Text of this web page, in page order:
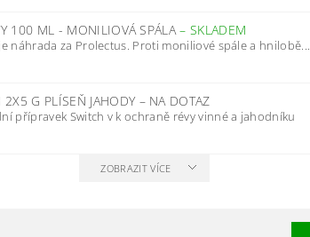
100 ML - MONILIOVÁ SPÁLA–SKLADEM
náhrada za Prolectus. Proti moniliové spále a hnilobě...
2X5 G PLÍSEŇ JAHODY – NA DOTAZ
přípravek Switch v k ochraně révy vinné a jahodníku
ZOBRAZIT VÍCE